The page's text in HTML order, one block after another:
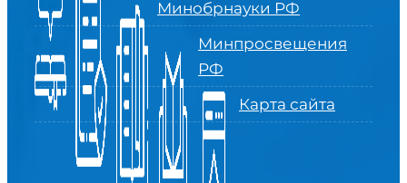
Минобрнауки РФ
Минпросвещения
РФ
Карта сайта